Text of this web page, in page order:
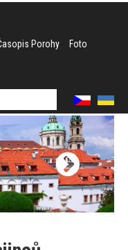
Porohy Foto